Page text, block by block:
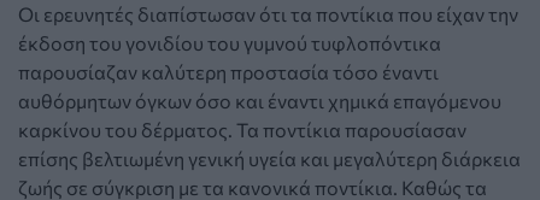
Οι ερευνητές διαπίστωσαν ότι τα ποντίκια που είχαν την
έκδοση του γονιδίου του γυμνού τυφλοπόντικα
παρουσίαζαν καλύτερη προστασία τόσο έναντι
αυθόρμητων όγκων όσο και έναντι χημικά επαγόμενου
καρκίνου του δέρματος. Τα ποντίκια παρουσίασαν
επίσης βελτιωμένη γενική υγεία και μεγαλύτερη διάρκεια
ζωής σε σύγκριση με τα κανονικά ποντίκια. Καθώς τα